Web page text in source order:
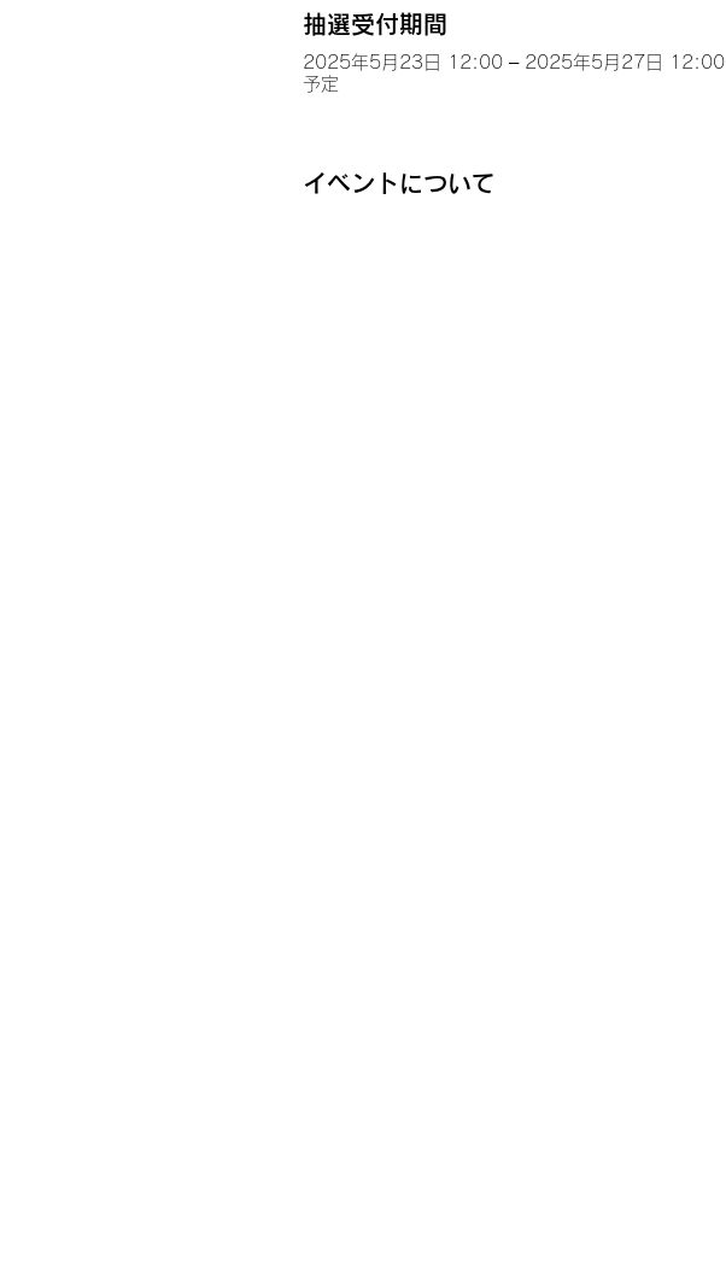
抽選受付期間
2025年5月23日 12:00 – 2025年5月27日 12:00
予定
イベントについて